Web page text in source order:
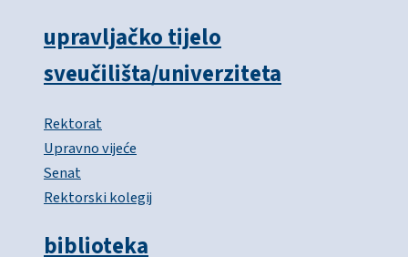
upravljačko tijelo
sveučilišta/univerziteta
Rektorat
Upravno vijeće
Senat
Rektorski kolegij
biblioteka